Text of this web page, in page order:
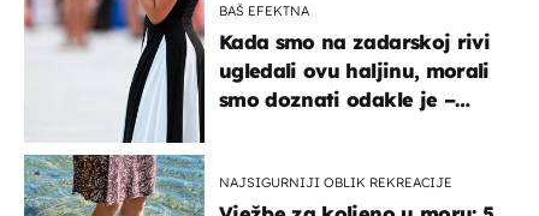
BAŠ EFEKTNA
Kada smo na zadarskoj rivi
ugledali ovu haljinu, morali
smo doznati odakle je –
NAJSIGURNIJI OBLIK REKREACIJE